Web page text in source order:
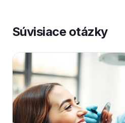
Súvisiace otázky